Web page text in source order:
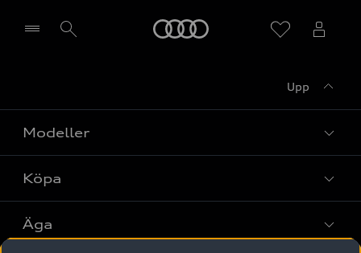
Upp
Modeller
Alla modeller
Elbilar
Köpa
Privaterbjudanden
Äga